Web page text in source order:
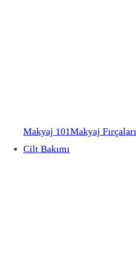
Makyaj 101Makyaj Fırçaları
Cilt Bakımı